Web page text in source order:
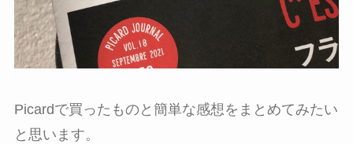
Picardで買ったものと簡単な感想をまとめてみたい
と思います。